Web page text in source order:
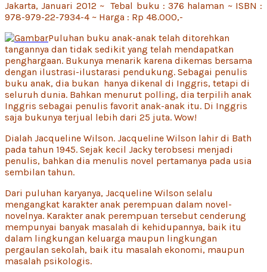
Jakarta, Januari 2012 ~ Tebal buku : 376 halaman ~ ISBN :
978-979-22-7934-4 ~ Harga : Rp 48.000,-
Puluhan buku anak-anak telah ditorehkan
tangannya dan tidak sedikit yang telah mendapatkan
penghargaan. Bukunya menarik karena dikemas bersama
dengan ilustrasi-ilustarasi pendukung. Sebagai penulis
buku anak, dia bukan hanya dikenal di Inggris, tetapi di
seluruh dunia. Bahkan menurut polling, dia terpilih anak
Inggris sebagai penulis favorit anak-anak itu. Di Inggris
saja bukunya terjual lebih dari 25 juta. Wow!
Dialah Jacqueline Wilson. Jacqueline Wilson lahir di Bath
pada tahun 1945. Sejak kecil Jacky terobsesi menjadi
penulis, bahkan dia menulis novel pertamanya pada usia
sembilan tahun.
Dari puluhan karyanya, Jacqueline Wilson selalu
mengangkat karakter anak perempuan dalam novel-
novelnya. Karakter anak perempuan tersebut cenderung
mempunyai banyak masalah di kehidupannya, baik itu
dalam lingkungan keluarga maupun lingkungan
pergaulan sekolah, baik itu masalah ekonomi, maupun
masalah psikologis.